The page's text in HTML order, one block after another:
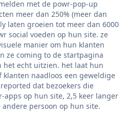
met de powr-pop-up
meer dan 250% (meer dan
laten groeien tot meer dan 6000
social voeden op hun site. ze
manier om hun klanten
ze coming to de startpagina
echt uitzien. het laat hun
naadloos een geweldige
dat bezoekers die
op hun site, 2,5 keer langer
persoon op hun site.